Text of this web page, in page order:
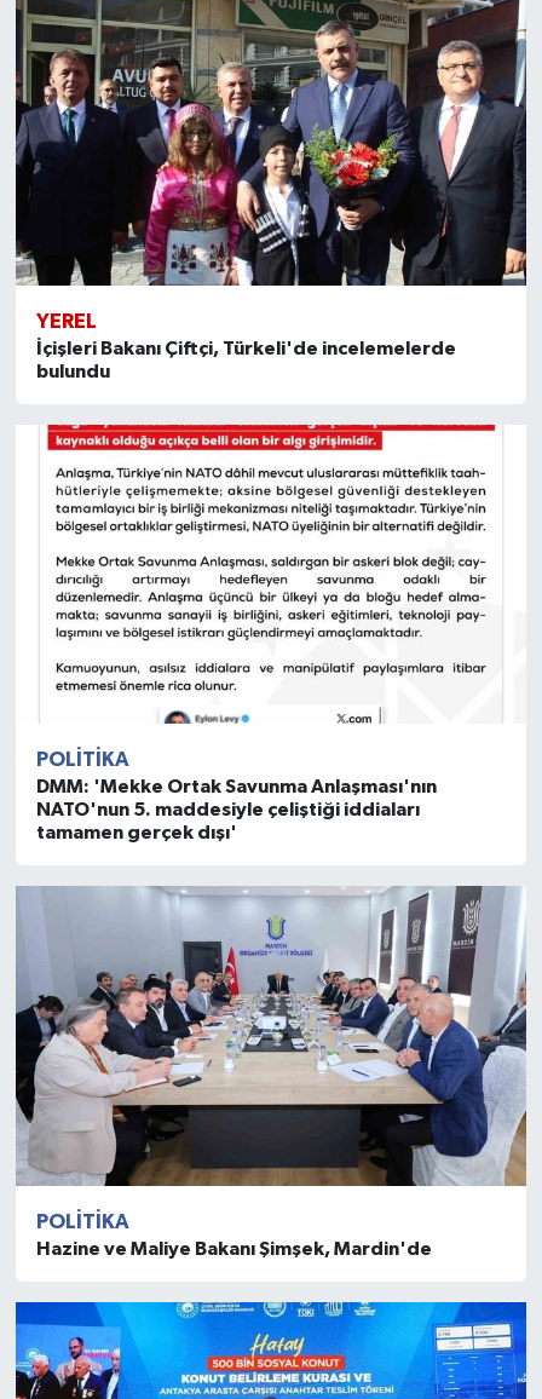
YEREL
İçişleri Bakanı Çiftçi, Türkeli'de incelemelerde
bulundu
POLITIKA
DMM: 'Mekke Ortak Savunma Anlaşması'nın
NATO'nun 5. maddesiyle çeliştiği iddiaları
tamamen gerçek dışı'
POLITIKA
Hazine ve Maliye Bakanı Şimşek, Mardin'de